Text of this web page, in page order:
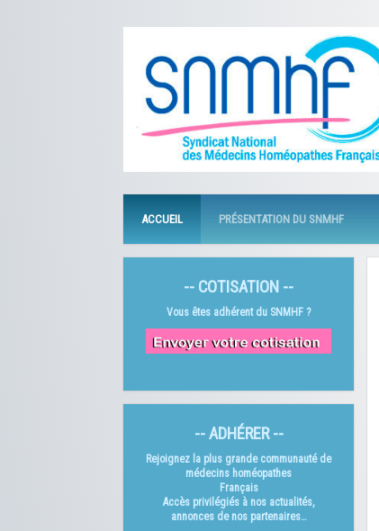
ACCUEIL PRÉSENTATION DU SNMHF
-- COTISATION --
Vous êtes adhérent du SNMHF ?
-- ADHÉRER --
Rejoignez la plus grande communauté de
médecins homéopathes
Français
Accès privilégiés à nos actualités,
annonces de nos partenaires…